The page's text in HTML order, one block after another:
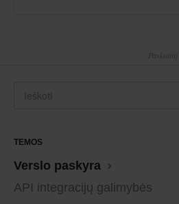
TEMOS
Verslo paskyra
API integracijų galimybės